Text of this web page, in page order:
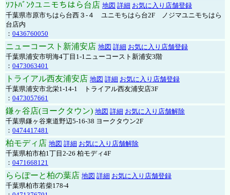
ｿﾌﾄﾊﾞﾝｸユニモちはら台店 地図 詳細 お気に入り店舗登録
千葉県市原市ちはら台西３-４ ユニモちはら台2F ノジマユニモちはら
台店内
： 0436760050
ニューコースト新浦安店 地図 詳細 お気に入り店舗登録
千葉県浦安市明海4丁目1-1ニューコースト新浦安3階
： 0473063401
トライアル西友浦安店 地図 詳細 お気に入り店舗登録
千葉県浦安市北栄1-14-1 トライアル西友浦安店3F
： 0473057661
鎌ヶ谷店(ヨークタウン) 地図 詳細 お気に入り店舗解除
千葉県鎌ヶ谷東道野辺5-16-38 ヨークタウン2F
： 0474417481
柏モディ店 地図 詳細 お気に入り店舗解除
千葉県柏市柏1丁目2-26 柏モディ4F
： 0471668121
ららぽーと柏の葉店 地図 詳細 お気に入り店舗登録
千葉県柏市若柴178-4